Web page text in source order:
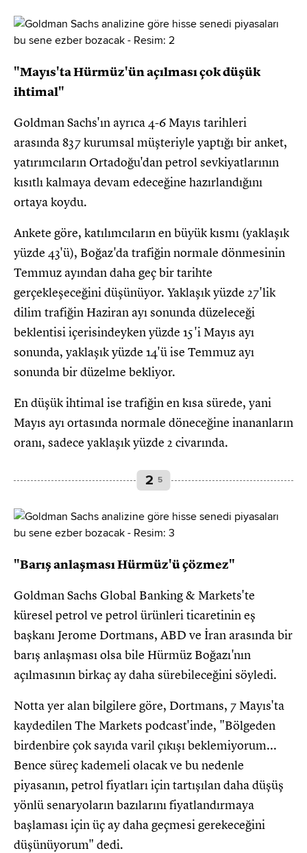
"Mayıs'ta Hürmüz'ün açılması çok düşük
ihtimal"
Goldman Sachs'ın ayrıca 4-6 Mayıs tarihleri ​​
arasında 837 kurumsal müşteriyle yaptığı bir anket,
yatırımcıların Ortadoğu'dan petrol sevkiyatlarının
kısıtlı kalmaya devam edeceğine hazırlandığını
ortaya koydu.
Ankete göre, katılımcıların en büyük kısmı (yaklaşık
yüzde 43'ü), Boğaz'da trafiğin normale dönmesinin
Temmuz ayından daha geç bir tarihte
gerçekleşeceğini düşünüyor. Yaklaşık yüzde 27'lik
dilim trafiğin Haziran ayı sonunda düzeleceği
beklentisi içerisindeyken yüzde 15'i Mayıs ayı
sonunda, yaklaşık yüzde 14'ü ise Temmuz ayı
sonunda bir düzelme bekliyor.
En düşük ihtimal ise trafiğin en kısa sürede, yani
Mayıs ayı ortasında normale döneceğine inananların
oranı, sadece yaklaşık yüzde 2 civarında.
2 5
"Barış anlaşması Hürmüz'ü çözmez"
Goldman Sachs Global Banking & Markets'te
küresel petrol ve petrol ürünleri ticaretinin eş
başkanı Jerome Dortmans, ABD ve İran arasında bir
barış anlaşması olsa bile Hürmüz Boğazı'nın
açılmasının birkaç ay daha sürebileceğini söyledi.
Notta yer alan bilgilere göre, Dortmans, 7 Mayıs'ta
kaydedilen The Markets podcast'inde, "Bölgeden
birdenbire çok sayıda varil çıkışı beklemiyorum...
Bence süreç kademeli olacak ve bu nedenle
piyasanın, petrol fiyatları için tartışılan daha düşüş
yönlü senaryoların bazılarını fiyatlandırmaya
başlaması için üç ay daha geçmesi gerekeceğini
düşünüyorum" dedi.